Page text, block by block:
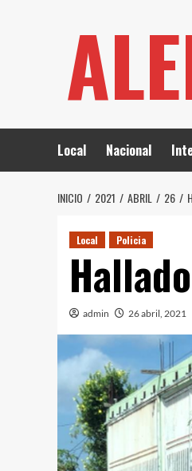
Local Nacional
INICIO 2021 ABRIL 26
Local Policia
admin 26 abril, 2021